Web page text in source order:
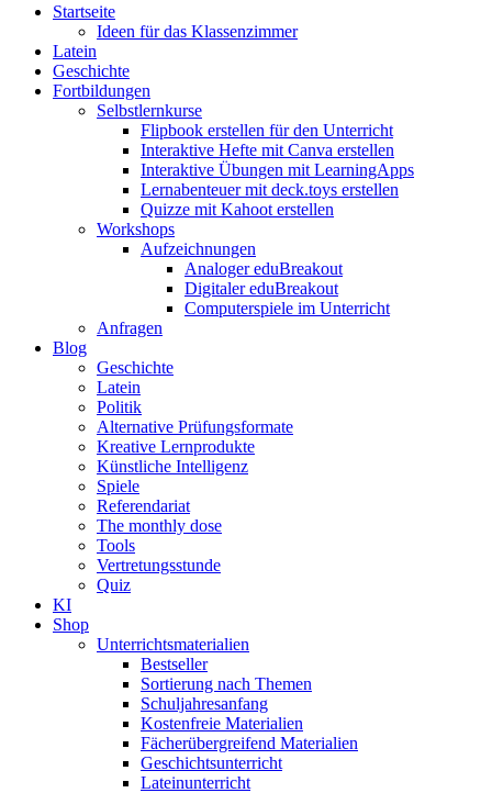
Startseite
Ideen für das Klassenzimmer
Latein
Geschichte
Fortbildungen
Selbstlernkurse
Flipbook erstellen für den Unterricht
Interaktive Hefte mit Canva erstellen
Interaktive Übungen mit LearningApps
Lernabenteuer mit deck.toys erstellen
Quizze mit Kahoot erstellen
Workshops
Aufzeichnungen
Analoger eduBreakout
Digitaler eduBreakout
Computerspiele im Unterricht
Anfragen
Blog
Geschichte
Latein
Politik
Alternative Prüfungsformate
Kreative Lernprodukte
Künstliche Intelligenz
Spiele
Referendariat
The monthly dose
Tools
Vertretungsstunde
Quiz
KI
Shop
Unterrichtsmaterialien
Bestseller
Sortierung nach Themen
Schuljahresanfang
Kostenfreie Materialien
Fächerübergreifend Materialien
Geschichtsunterricht
Lateinunterricht